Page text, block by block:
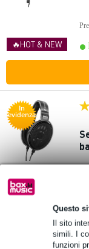
Questo
Il sito
simili. I
funzioni
🔥HOT & NEW
In
evidenza